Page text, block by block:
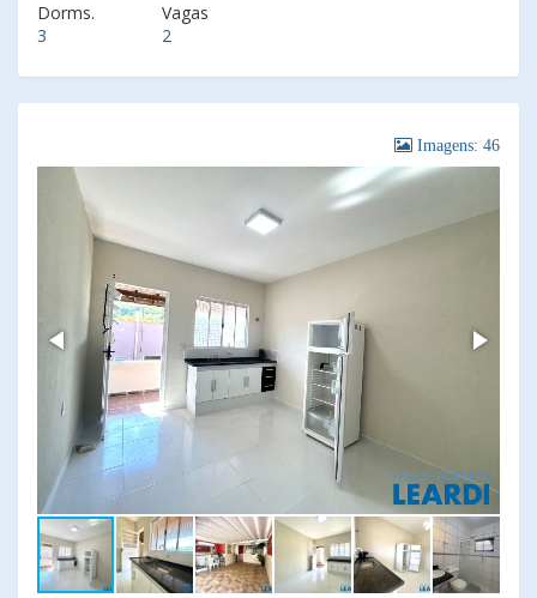
Dorms.
3
Vagas
2
Imagens: 46